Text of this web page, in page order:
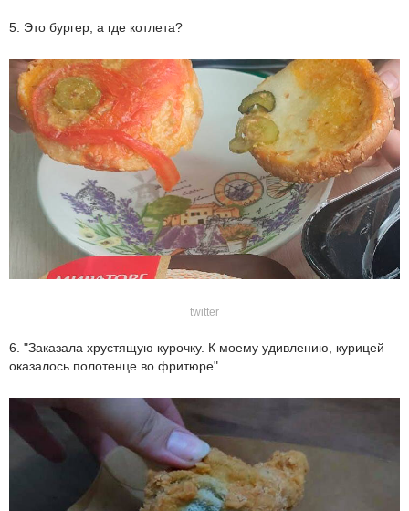
5. Это бургер, а где котлета?
twitter
6. "Заказала хрустящую курочку. К моему удивлению, курицей
оказалось полотенце во фритюре"